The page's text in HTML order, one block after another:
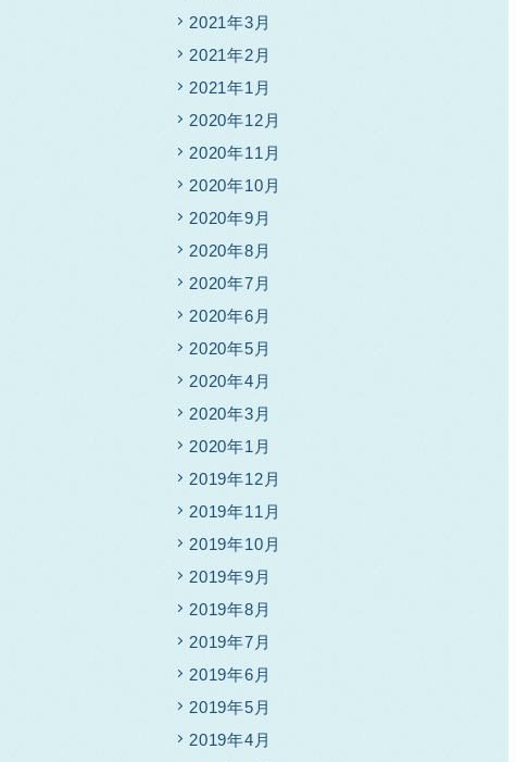
2021年3月
2021年2月
2021年1月
2020年12月
2020年11月
2020年10月
2020年9月
2020年8月
2020年7月
2020年6月
2020年5月
2020年4月
2020年3月
2020年1月
2019年12月
2019年11月
2019年10月
2019年9月
2019年8月
2019年7月
2019年6月
2019年5月
2019年4月